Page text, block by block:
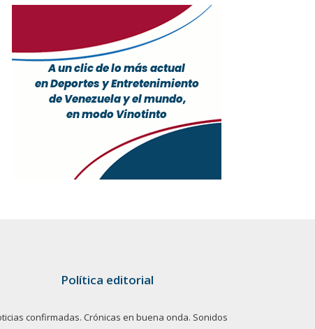
Política editorial
confirmadas. Crónicas en buena onda. Sonidos